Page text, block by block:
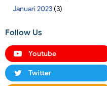
Januari 2023(3)
Follow Us
Youtube
Twitter